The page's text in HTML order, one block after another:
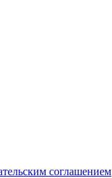
соглашением